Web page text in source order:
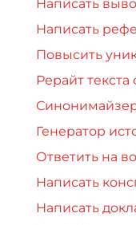
Написать
Написать
Повысить
Рерайт текста
Генератор
Ответить на
Написать
Написать